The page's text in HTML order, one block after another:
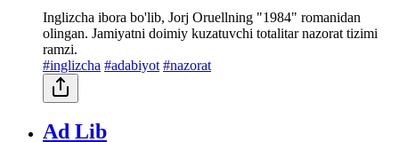
Inglizcha ibora bo'lib, Jorj Oruellning "1984" romanidan
olingan. Jamiyatni doimiy kuzatuvchi totalitar nazorat tizimi
ramzi.
#inglizcha #adabiyot #nazorat
Ad Lib